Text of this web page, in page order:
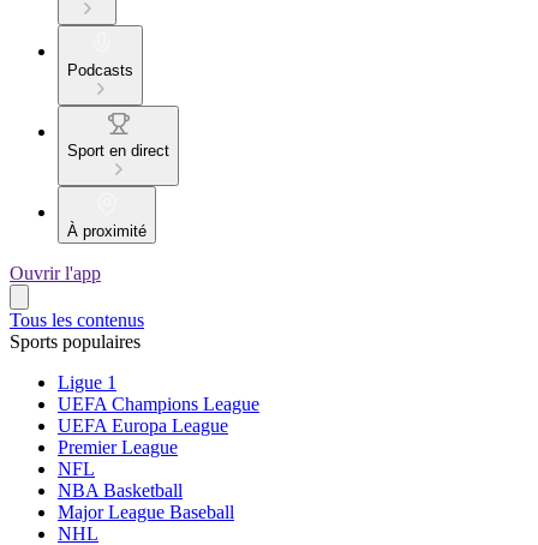
Podcasts
Sport en direct
À proximité
Ouvrir l'app
Tous les contenus
Sports populaires
Ligue 1
UEFA Champions League
UEFA Europa League
Premier League
NFL
NBA Basketball
Major League Baseball
NHL